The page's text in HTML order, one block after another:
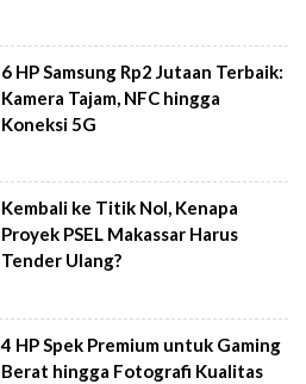
6 HP Samsung Rp2 Jutaan Terbaik:
Kamera Tajam, NFC hingga
Koneksi 5G
Kembali ke Titik Nol, Kenapa
Proyek PSEL Makassar Harus
Tender Ulang?
4 HP Spek Premium untuk Gaming
Berat hingga Fotografi Kualitas